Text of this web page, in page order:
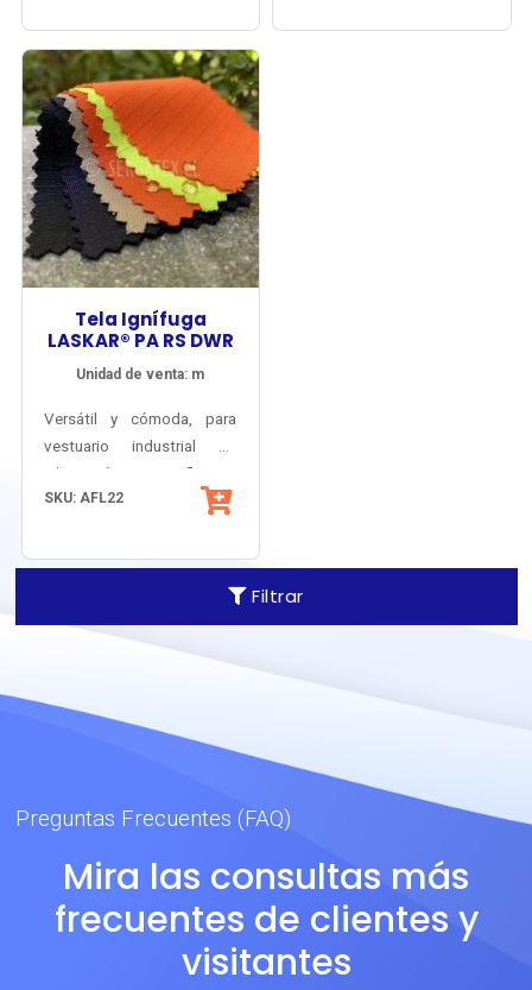
Filtrar
al arco eléctrico.
antiestático.
Tela Ignífuga
LASKAR® PA RS DWR
Unidad de venta: m
Versátil y cómoda, para
vestuario industrial de
protección contra Fuego
Repentino y Arco Eléctrico,
y resistencia a las
Inherentemente antiflama y
antiestático.
SKU: AFL22
Preguntas Frecuentes (FAQ)
Mira las consultas más
frecuentes de clientes y
visitantes